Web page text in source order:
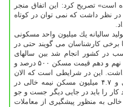
است» تصریح كرد: این اتفاق منجر
نظر داشت كه نمی توان در كوتاه
سالیانه یك میلیون واحد مسكونی
كارشناسان می گویند حتی در
در كشور انجام شد بین سالهای
۱۳۸۴ تا ۱۳۹۲ در زمان دولتهای نهم و دهم قیمت مسكن ۵۰۰ درصد و
رشد داشت. این در شرایطی است كه الان
حدود ۲.۵ میلیون مسكن خالی و ۴.۷ میلیون مسكن نیمه خالی در
كار را باید در جایی دیگر جست و جو
به منظور پیشگیری از معاملات